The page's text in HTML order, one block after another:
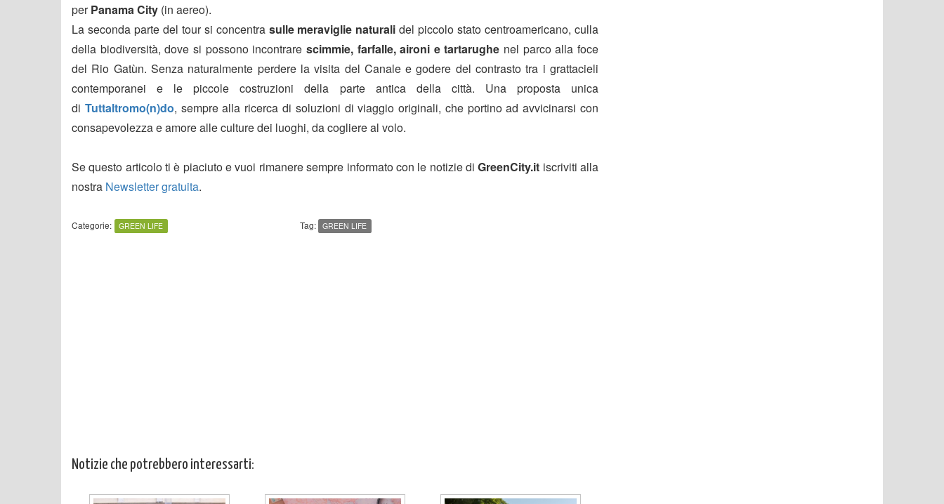
perPanama City (in aereo).
La seconda parte del tour si concentra sulle meraviglie naturali del piccolo stato centroamericano, culla
della biodiversità, dove si possono incontrare scimmie, farfalle, aironi e tartarughe nel parco alla foce
del Rio Gatùn. Senza naturalmente perdere la visita del Canale e godere del contrasto tra i grattacieli
contemporanei e le piccole costruzioni della parte antica della città. Una proposta unica
di Tuttaltromo(n)do, sempre alla ricerca di soluzioni di viaggio originali, che portino ad avvicinarsi con
consapevolezza e amore alle culture dei luoghi, da cogliere al volo.
Se questo articolo ti è piaciuto e vuoi rimanere sempre informato con le notizie diGreenCity.it iscriviti alla
nostra Newsletter gratuita.
Categorie: GREEN LIFE Tag: GREEN LIFE
Notizie che potrebbero interessarti: